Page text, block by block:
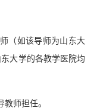
（如该导师为山东大
大学的各教学医院均
师担任。